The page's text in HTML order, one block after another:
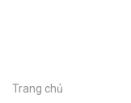
Trang chủ